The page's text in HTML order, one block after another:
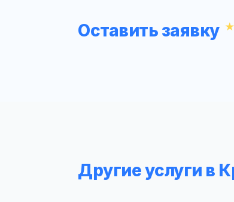
Оставить заявку
Другие услуги в